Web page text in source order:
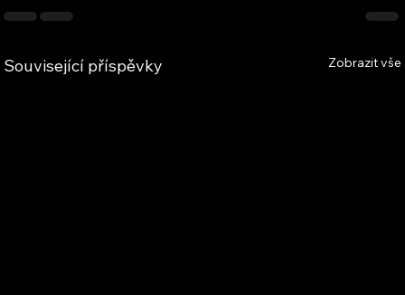
Související příspěvky Zobrazit vše